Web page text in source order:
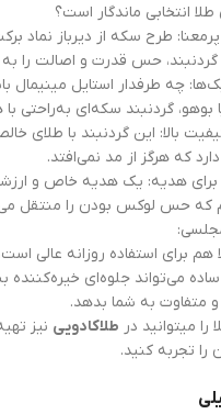
انتخابی ماندگار است؟
طرح سکه از دیرباز نماد
حس قدرت و اصالت را به
چه طرفدار استایل مینیمال
گردنبند سکه‌ای به‌راحتی
عیار با کیفیت بالا: این گردنبند با
که هرگز از مد نمی‌افتد.
برای هدیه: یک هدیه خاص و
که حس لوکس بودن را منتقل
هم برای استفاده روزانه عالی
می‌تواند جلوه‌ای خیره‌کننده
و متفاوت به شما بدهد.
میتوانید در طلاکادویی نیز
تجربه کنید.